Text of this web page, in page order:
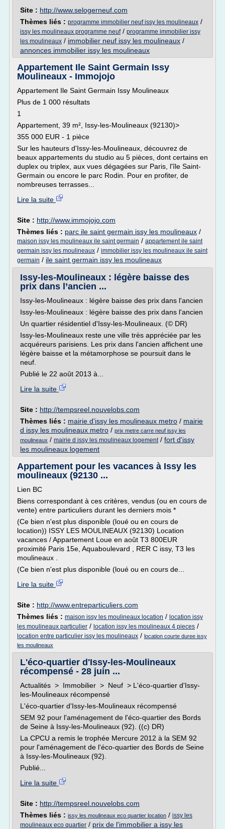
Site : http://www.selogerneuf.com
Thèmes liés : programme immobilier neuf issy les moulineaux /
issy les moulineaux programme neuf/ programme immobilier issy
les moulineaux / immobilier neuf issy les moulineaux /
annonces immobilier issy les moulineaux
Appartement Ile Saint Germain Issy
Moulineaux - Immojojo
Appartement Ile Saint Germain Issy Moulineaux
Plus de 1 000 résultats
1
Appartement, 39 m², Issy-les-Moulineaux (92130)>
355 000 EUR - 1 pièce
Sur les hauteurs d'Issy-les-Moulineaux, découvrez de
beaux appartements du studio au 5 pièces, dont certains en
duplex ou triplex, aux vues dégagées sur Paris, l'île Saint-
Germain ou encore le parc Rodin. Pour en profiter, de
nombreuses terrasses...
Lire la suite
Site : http://www.immojojo.com
Thèmes liés : parc ile saint germain issy les moulineaux /
maison issy les moulineaux ile saint germain / appartement ile saint
germain issy les moulineaux / immobilier issy les moulineaux ile saint
germain / ile saint germain issy les moulineaux
Issy-les-Moulineaux : légère baisse des
prix dans l’ancien ...
Issy-les-Moulineaux : légère baisse des prix dans l'ancien
Issy-les-Moulineaux : légère baisse des prix dans l'ancien
Un quartier résidentiel d'Issy-les-Moulineaux. (© DR)
Issy-les-Moulineaux reste une ville très appréciée par les
acquéreurs parisiens. Les prix dans l'ancien affichent une
légère baisse et la métamorphose se poursuit dans le
neuf.
Publié le 22 août 2013 à...
Lire la suite
Site : http://tempsreel.nouvelobs.com
Thèmes liés : mairie d'issy les moulineaux metro / mairie
d issy les moulineaux metro / prix metre carre neuf issy les
moulineaux / mairie d issy les moulineaux logement/ fort d'issy
les moulineaux logement
Appartement pour les vacances à Issy les
moulineaux (92130 ...
Lien BC
Biens correspondant à ces critères, vendus (ou en cours de
vente) entre particuliers durant les derniers mois *
(Ce bien n'est plus disponible (loué ou en cours de
location)) ISSY LES MOULINEAUX (92130) Location
vacances / Appartement Loue en août T3 800EUR
proximité Paris 15e, Aquaboulevard , RER C issy, T3 les
moulineaux .
(Ce bien n'est plus disponible (loué ou en cours de...
Lire la suite
Site : http://www.entreparticuliers.com
Thèmes liés : maison issy les moulineaux location / location issy
les moulineaux particulier / location issy les moulineaux 4 pieces /
location entre particulier issy les moulineaux / location courte duree issy
les moulineaux
L'éco-quartier d'Issy-les-Moulineaux
récompensé - 28 juin ...
Actualités > Immobilier > Neuf > L'éco-quartier d'Issy-
les-Moulineaux récompensé
L'éco-quartier d'Issy-les-Moulineaux récompensé
SEM 92 pour l'aménagement de l'éco-quartier des Bords
de Seine à Issy-les-Moulineaux (92). ((c) DR)
La CPCU a remis le trophée Mercure 2012 à la SEM 92
pour l'aménagement de l'éco-quartier des Bords de Seine
à Issy-les-Moulineaux (92).
Publié...
Lire la suite
Site : http://tempsreel.nouvelobs.com
Thèmes liés : issy les moulineaux eco quartier location / issy les
moulineaux eco quartier / prix de l'immobilier a issy les